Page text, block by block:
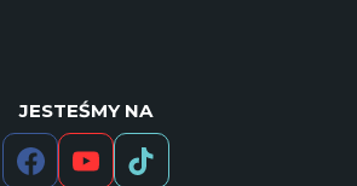
JESTEŚMY NA